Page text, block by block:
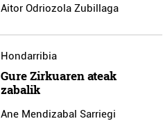
Aitor Odriozola Zubillaga
Hondarribia
Gure Zirkuaren ateak
zabalik
Ane Mendizabal Sarriegi